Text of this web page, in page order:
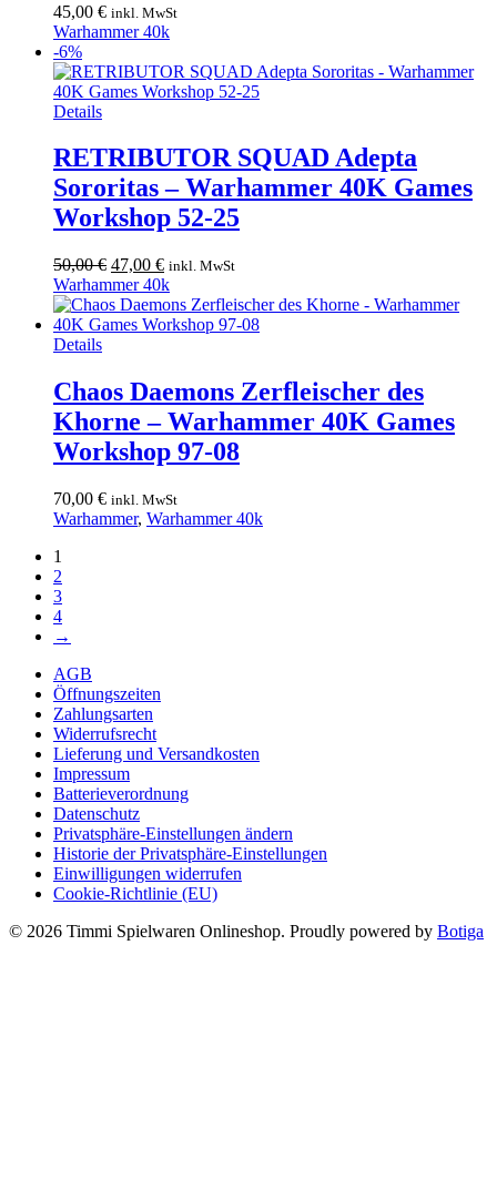
45,00 € inkl. MwSt
Warhammer 40k
-6%
Details
RETRIBUTOR SQUAD Adepta
Sororitas – Warhammer 40K Games
Workshop 52-25
50,00€ Ursprünglicher
Preis
war:
50,00 €
47,00 €Aktueller
Preis
ist:
47,00 €.
inkl. MwSt
Warhammer 40k
Details
Chaos Daemons Zerfleischer des
Khorne – Warhammer 40K Games
Workshop 97-08
70,00 € inkl. MwSt
Warhammer, Warhammer 40k
1
2
3
4
→
AGB
Öffnungszeiten
Zahlungsarten
Widerrufsrecht
Lieferung und Versandkosten
Impressum
Batterieverordnung
Datenschutz
Privatsphäre-Einstellungen ändern
Historie der Privatsphäre-Einstellungen
Einwilligungen widerrufen
Cookie-Richtlinie (EU)
© 2026 Timmi Spielwaren Onlineshop. Proudly powered by Botiga